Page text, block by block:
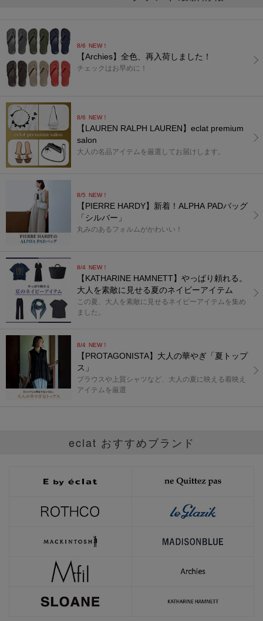
8/6 NEW！
【Archies】全色、再入荷しました！
チェックはお早めに！
8/6 NEW！
【LAUREN RALPH LAUREN】eclat premium
salon
大人の名品アイテムを厳選してお届けします。
8/5 NEW！
【PIERRE HARDY】新着！ALPHA PADバッグ
「シルバー」
丸みのあるフォルムがかわいい！
8/4 NEW！
【KATHARINE HAMNETT】やっぱり頼れる。
大人を素敵に見せる夏のネイビーアイテム
この夏、大人を素敵に見せるネイビーアイテムを集め
ました。
8/4 NEW！
【PROTAGONISTA】大人の華やぎ「夏トップ
ス」
ブラウスや上質シャツなど、大人の夏に映える着映え
アイテムを厳選
eclat おすすめブランド